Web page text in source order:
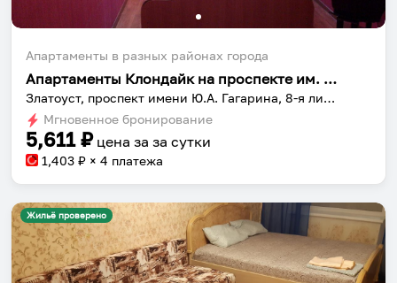
Апартаменты в разных районах города
Апартаменты Клондайк на проспекте им. Ю.А. Гагарина, 8-я линия 7
Златоуст, проспект имени Ю.А. Гагарина, 8-я линия, 7
Мгновенное бронирование
5,611₽ цена за за сутки
1,403 ₽ × 4 платежа
Жильё проверено